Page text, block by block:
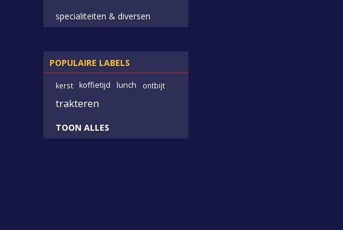
specialiteiten & diversen
POPULAIRE LABELS
kerst koffietijd lunch ontbijt
trakteren
TOON ALLES